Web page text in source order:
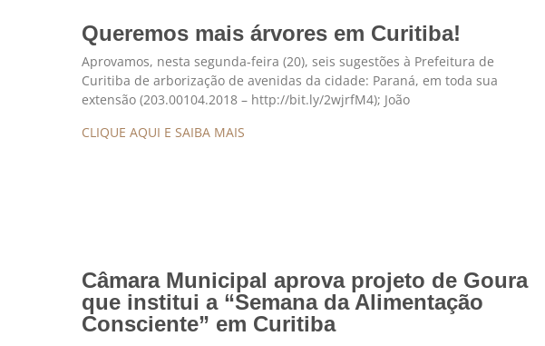
Queremos mais árvores em Curitiba!
Aprovamos, nesta segunda-feira (20), seis sugestões à Prefeitura de
Curitiba de arborização de avenidas da cidade: Paraná, em toda sua
extensão (203.00104.2018 – http://bit.ly/2wjrfM4); João
CLIQUE AQUI E SAIBA MAIS
Câmara Municipal aprova projeto de Goura
que institui a “Semana da Alimentação
Consciente” em Curitiba